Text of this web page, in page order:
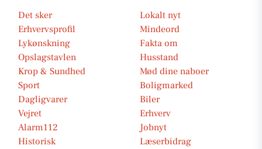
Det sker
Lokalt nyt
Erhvervsprofil
Mindeord
Lykønskning
Fakta om
Opslagstavlen
Husstand
Krop & Sundhed
Mød dine naboer
Sport
Boligmarked
Dagligvarer
Biler
Vejret
Erhverv
Alarm112
Jobnyt
Historisk
Læserbidrag